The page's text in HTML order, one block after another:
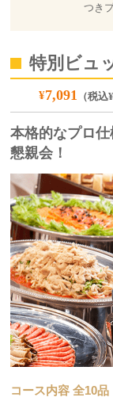
つき
特別ビュ
¥7,091 （税込
本格的なプロ
懇親会！
コース内容 全10品